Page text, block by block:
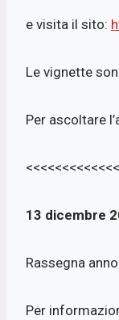
e visita il sito:
Le vignette
Per ascoltare
13 dicembre
Rassegna
Per